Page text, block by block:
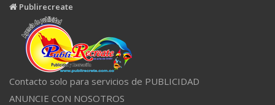
Publirecreate
Contacto solo para servicios de PUBLICIDAD
ANUNCIE CON NOSOTROS